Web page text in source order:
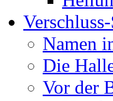
Namen
Die
Vor der